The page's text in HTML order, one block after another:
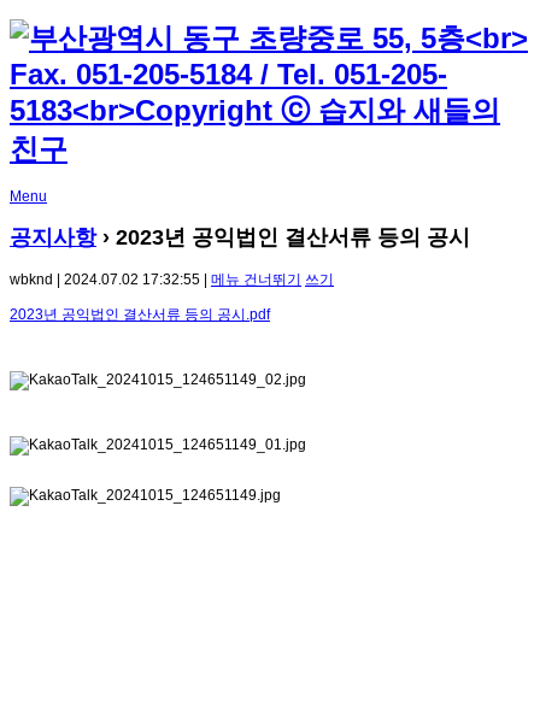
Menu
공지사항› 2023년 공익법인 결산서류 등의 공시
wbknd | 2024.07.02 17:32:55 | 메뉴 건너뛰기 쓰기
2023년 공익법인 결산서류 등의 공시.pdf